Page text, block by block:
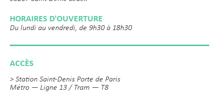
HORAIRES D'OUVERTURE
Du lundi au vendredi, de 9h30 à 18h30
ACCÈS
> Station Saint-Denis Porte de Paris
Métro — Ligne 13 / Tram — T8